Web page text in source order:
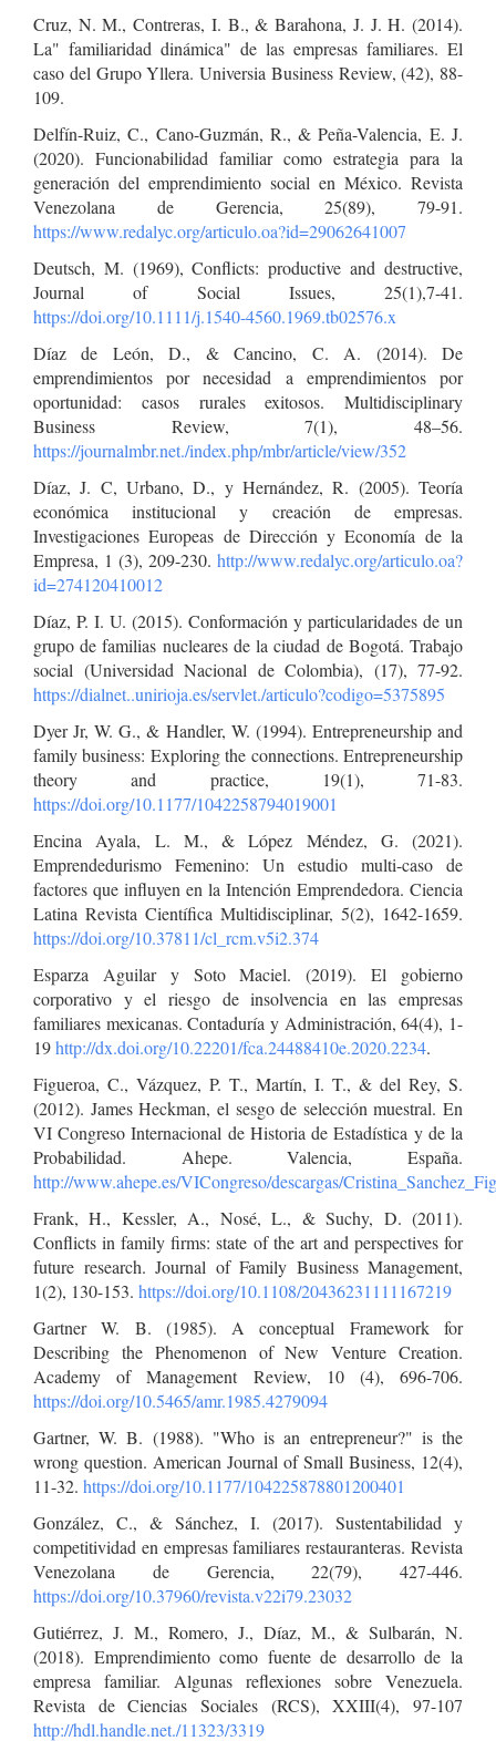
Cruz, N. M., Contreras, I. B., & Barahona, J. J. H. (2014).
La" familiaridad dinámica" de las empresas familiares. El
caso del Grupo Yllera. Universia Business Review, (42), 88-
109.
Delfín-Ruiz, C., Cano-Guzmán, R., & Peña-Valencia, E. J.
(2020). Funcionabilidad familiar como estrategia para la
generación del emprendimiento social en México. Revista
Venezolana de Gerencia, 25(89), 79-91.
https://www.redalyc.org/articulo.oa?id=29062641007
Deutsch, M. (1969), Conflicts: productive and destructive,
Journal of Social Issues, 25(1),7-41.
https://doi.org/10.1111/j.1540-4560.1969.tb02576.x
Díaz de León, D., & Cancino, C. A. (2014). De
emprendimientos por necesidad a emprendimientos por
oportunidad: casos rurales exitosos. Multidisciplinary
Business Review, 7(1), 48–56.
https://journalmbr.net./index.php/mbr/article/view/352
Díaz, J. C, Urbano, D., y Hernández, R. (2005). Teoría
económica institucional y creación de empresas.
Investigaciones Europeas de Dirección y Economía de la
Empresa, 1 (3), 209-230. http://www.redalyc.org/articulo.oa?
id=274120410012
Díaz, P. I. U. (2015). Conformación y particularidades de un
grupo de familias nucleares de la ciudad de Bogotá. Trabajo
social (Universidad Nacional de Colombia), (17), 77-92.
https://dialnet..unirioja.es/servlet./articulo?codigo=5375895
Dyer Jr, W. G., & Handler, W. (1994). Entrepreneurship and
family business: Exploring the connections. Entrepreneurship
theory and practice, 19(1), 71-83.
https://doi.org/10.1177/1042258794019001
Encina Ayala, L. M., & López Méndez, G. (2021).
Emprendedurismo Femenino: Un estudio multi-caso de
factores que influyen en la Intención Emprendedora. Ciencia
Latina Revista Científica Multidisciplinar, 5(2), 1642-1659.
https://doi.org/10.37811/cl_rcm.v5i2.374
Esparza Aguilar y Soto Maciel. (2019). El gobierno
corporativo y el riesgo de insolvencia en las empresas
familiares mexicanas. Contaduría y Administración, 64(4), 1-
19http://dx.doi.org/10.22201/fca.24488410e.2020.2234.
Figueroa, C., Vázquez, P. T., Martín, I. T., & del Rey, S.
(2012). James Heckman, el sesgo de selección muestral. En
VI Congreso Internacional de Historia de Estadística y de la
Probabilidad. Ahepe. Valencia, España.
http://www.ahepe.es/VICongreso/descargas/
Frank, H., Kessler, A., Nosé, L., & Suchy, D. (2011).
Conflicts in family firms: state of the art and perspectives for
future research. Journal of Family Business Management,
1(2), 130-153. https://doi.org/10.1108/20436231111167219
Gartner W. B. (1985). A conceptual Framework for
Describing the Phenomenon of New Venture Creation.
Academy of Management Review, 10 (4), 696-706.
https://doi.org/10.5465/amr.1985.4279094
Gartner, W. B. (1988). "Who is an entrepreneur?" is the
wrong question. American Journal of Small Business, 12(4),
11-32. https://doi.org/10.1177/104225878801200401
González, C., & Sánchez, I. (2017). Sustentabilidad y
competitividad en empresas familiares restauranteras. Revista
Venezolana de Gerencia, 22(79), 427-446.
https://doi.org/10.37960/revista.v22i79.23032
Gutiérrez, J. M., Romero, J., Díaz, M., & Sulbarán, N.
(2018). Emprendimiento como fuente de desarrollo de la
empresa familiar. Algunas reflexiones sobre Venezuela.
Revista de Ciencias Sociales (RCS), XXIII(4), 97-107
http://hdl.handle.net./11323/3319